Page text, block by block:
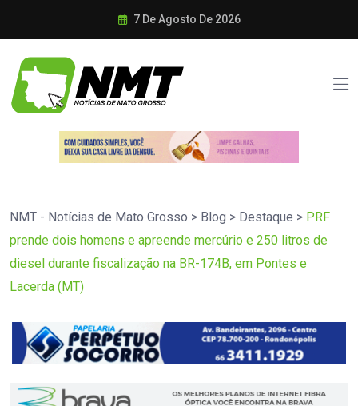
7 De Agosto De 2026
NMT - Notícias de Mato Grosso > Blog > Destaque > PRF
prende dois homens e apreende mercúrio e 250 litros de
diesel durante fiscalização na BR-174B, em Pontes e
Lacerda (MT)